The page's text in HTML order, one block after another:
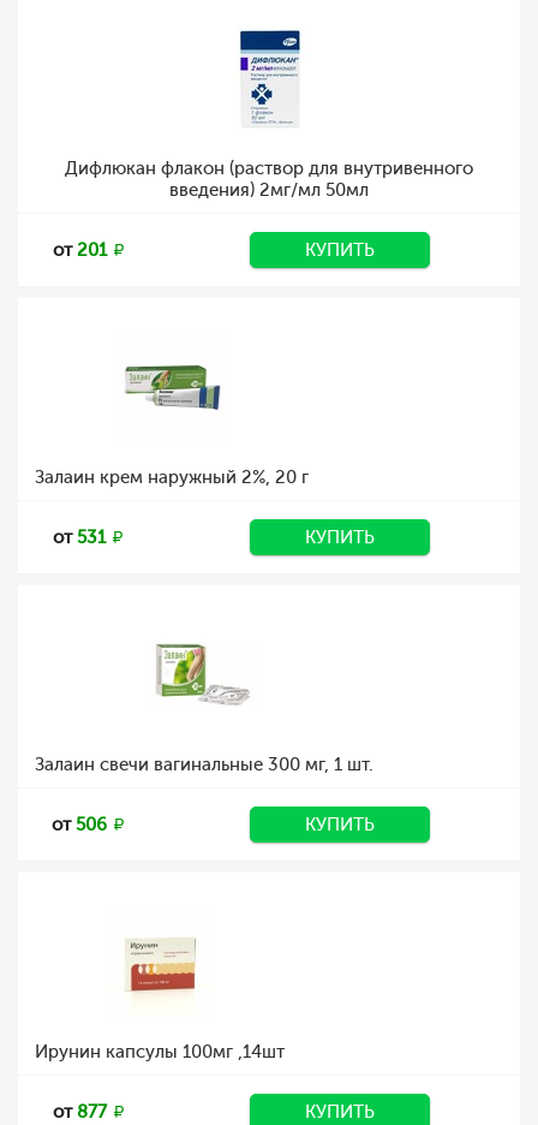
Дифлюкан флакон (раствор для внутривенного
введения) 2мг/мл 50мл
от201 КУПИТЬ
Залаин крем наружный 2%, 20 г
от531 КУПИТЬ
Залаин свечи вагинальные 300 мг, 1 шт.
от506 КУПИТЬ
Ирунин капсулы 100мг ,14шт
от877 КУПИТЬ